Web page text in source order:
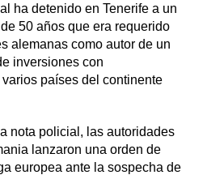
ha detenido en Tenerife a un
50 años que era requerido
alemanas como autor de un
inversiones con
países del continente
nota policial, las autoridades
lanzaron una orden de
europea ante la sospecha de